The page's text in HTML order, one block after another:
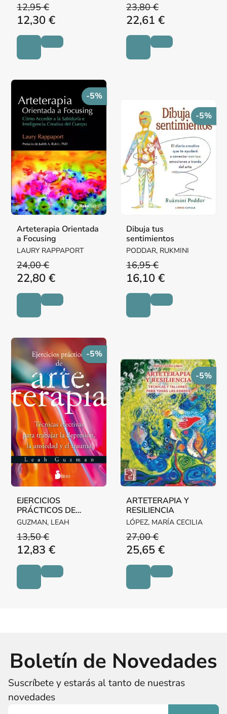
12,95 €
12,30 €
23,80 €
22,61 €
-5%
Arteterapia Orientada
a Focusing
LAURY RAPPAPORT
24,00 €
22,80 €
-5%
Dibuja tus
sentimientos
PODDAR, RUKMINI
16,95 €
16,10 €
-5%
EJERCICIOS
PRÁCTICOS DE
ARTETERAPIA
GUZMAN, LEAH
13,50 €
12,83 €
-5%
ARTETERAPIA Y
RESILIENCIA
LÓPEZ, MARÍA CECILIA
27,00 €
25,65 €
Boletín de Novedades
Suscríbete y estarás al tanto de nuestras
novedades